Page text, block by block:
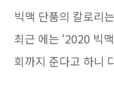
빅맥 단품의 칼로리
최근 에는 ‘2020 빅
회까지 준다고 하니